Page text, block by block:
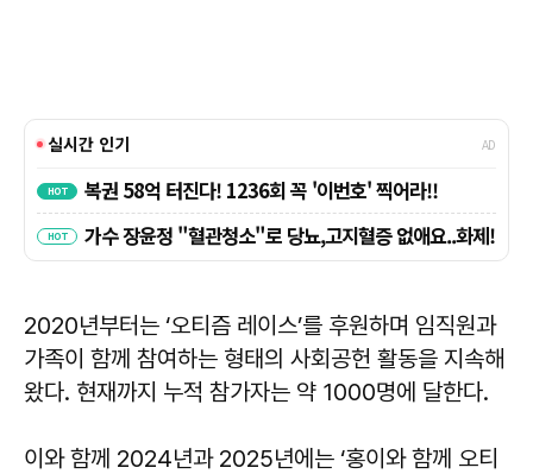
2020년부터는 ‘오티즘 레이스’를 후원하며 임직원과
가족이 함께 참여하는 형태의 사회공헌 활동을 지속해
왔다. 현재까지 누적 참가자는 약 1000명에 달한다.
이와 함께 2024년과 2025년에는 ‘홍이와 함께 오티